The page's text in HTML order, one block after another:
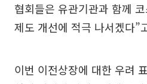
협회들은 유관기관과 함께
제도 개선에 적극 나서겠다”
이번 이전상장에 대한 우려